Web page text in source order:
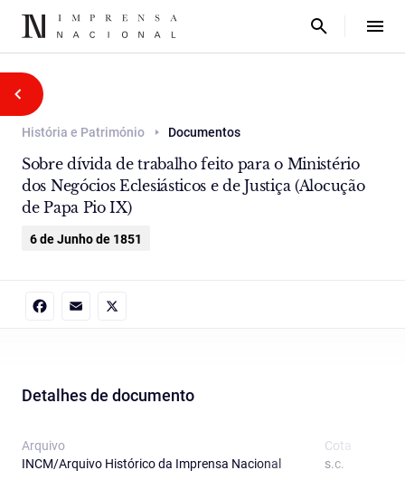
História e Património Documentos
Sobre dívida de trabalho feito para o Ministério
dos Negócios Eclesiásticos e de Justiça (Alocução
de Papa Pio IX)
6 de Junho de 1851
Detalhes de documento
Arquivo
INCM/Arquivo Histórico da Imprensa Nacional
Cota
s.c.